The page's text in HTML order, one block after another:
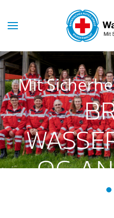
Skip to main content
Mit
OG